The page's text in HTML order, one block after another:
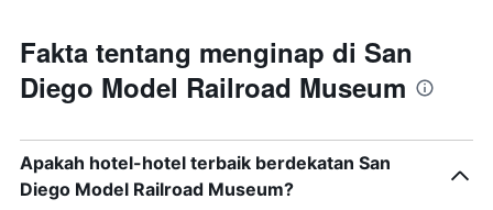
Fakta tentang menginap di San
Diego Model Railroad Museum
Apakah hotel-hotel terbaik berdekatan San
Diego Model Railroad Museum?